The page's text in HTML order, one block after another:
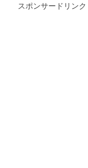
スポンサードリンク